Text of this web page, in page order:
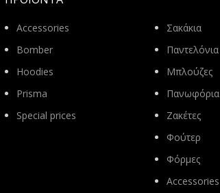
Accessories
Bomber
Hoodies
Prisma
Special prices
Σακάκια
Παντελόνια
Μπλούζες
Πανωφόρια
Ζακέτες
Φούτερ
Φόρμες
Accessories